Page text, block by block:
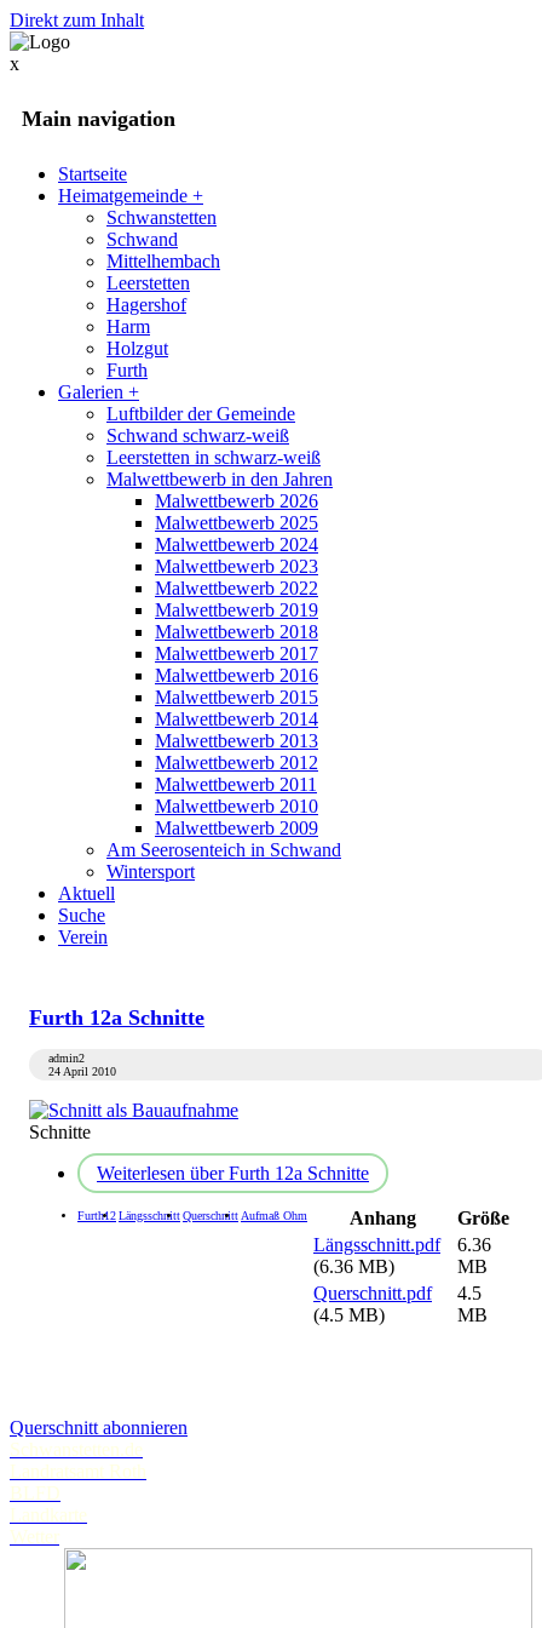
Direkt zum Inhalt
x
Main navigation
Startseite
Heimatgemeinde +
Schwanstetten
Schwand
Mittelhembach
Leerstetten
Hagershof
Harm
Holzgut
Furth
Galerien +
Luftbilder der Gemeinde
Schwand schwarz-weiß
Leerstetten in schwarz-weiß
Malwettbewerb in den Jahren
Malwettbewerb 2026
Malwettbewerb 2025
Malwettbewerb 2024
Malwettbewerb 2023
Malwettbewerb 2022
Malwettbewerb 2019
Malwettbewerb 2018
Malwettbewerb 2017
Malwettbewerb 2016
Malwettbewerb 2015
Malwettbewerb 2014
Malwettbewerb 2013
Malwettbewerb 2012
Malwettbewerb 2011
Malwettbewerb 2010
Malwettbewerb 2009
Am Seerosenteich in Schwand
Wintersport
Aktuell
Suche
Verein
Furth 12a Schnitte
admin2
24 April 2010
Schnitte
Weiterlesen über Furth 12a Schnitte
Furth12LängsschnittQuerschnitt Aufmaß Ohm Anhang
Größe
Längsschnitt.pdf
(6.36 MB)
6.36
MB
Querschnitt.pdf
(4.5 MB)
4.5
MB
Querschnitt abonnieren
Schwanstetten.de
Landratsamt Roth
BLFD
Landkarte
Wetter